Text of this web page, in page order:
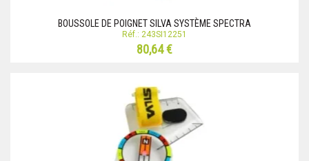
BOUSSOLE DE POIGNET SILVA SYSTÈME SPECTRA
Réf.: 243SI12251
80,64 €